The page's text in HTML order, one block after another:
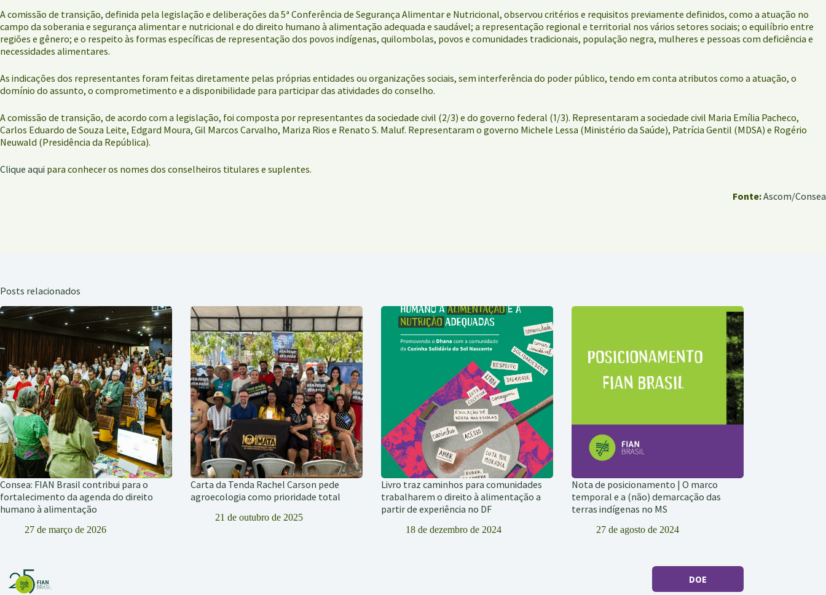
A comissão de transição, definida pela legislação e deliberações da 5ª Conferência de Segurança Alimentar e Nutricional, observou critérios e requisitos previamente definidos, como a atuação no
campo da soberania e segurança alimentar e nutricional e do direito humano à alimentação adequada e saudável; a representação regional e territorial nos vários setores sociais; o equilíbrio entre
regiões e gênero; e o respeito às formas específicas de representação dos povos indígenas, quilombolas, povos e comunidades tradicionais, população negra, mulheres e pessoas com deficiência e
necessidades alimentares.
As indicações dos representantes foram feitas diretamente pelas próprias entidades ou organizações sociais, sem interferência do poder público, tendo em conta atributos como a atuação, o
domínio do assunto, o comprometimento e a disponibilidade para participar das atividades do conselho.
A comissão de transição, de acordo com a legislação, foi composta por representantes da sociedade civil (2/3) e do governo federal (1/3). Representaram a sociedade civil Maria Emília Pacheco,
Carlos Eduardo de Souza Leite, Edgard Moura, Gil Marcos Carvalho, Mariza Rios e Renato S. Maluf. Representaram o governo Michele Lessa (Ministério da Saúde), Patrícia Gentil (MDSA) e Rogério
Neuwald (Presidência da República).
Clique aqui para conhecer os nomes dos conselheiros titulares e suplentes.
Fonte:Ascom/Consea
Posts relacionados
Consea: FIAN Brasil contribui para o
fortalecimento da agenda do direito
humano à alimentação
27 de março de 2026
Carta da Tenda Rachel Carson pede
agroecologia como prioridade total
21 de outubro de 2025
Livro traz caminhos para comunidades
trabalharem o direito à alimentação a
partir de experiência no DF
18 de dezembro de 2024
Nota de posicionamento | O marco
temporal e a (não) demarcação das
terras indígenas no MS
27 de agosto de 2024
DOE